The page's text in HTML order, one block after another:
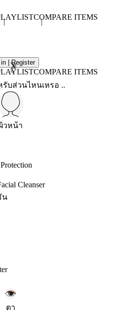
COMPARE ITEMS
| Register
X
COMPARE ITEMS
บส่วนไหนเหรอ ..
วหน้า
Cleanser
น
ตา